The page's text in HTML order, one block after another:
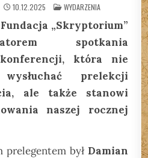
10.12.2025 POSTED
IN
WYDARZENIA
„Skryptorium”
spotkania
która nie
prelekcji
ale także stanowi
naszej rocznej
prelegentem był Damian